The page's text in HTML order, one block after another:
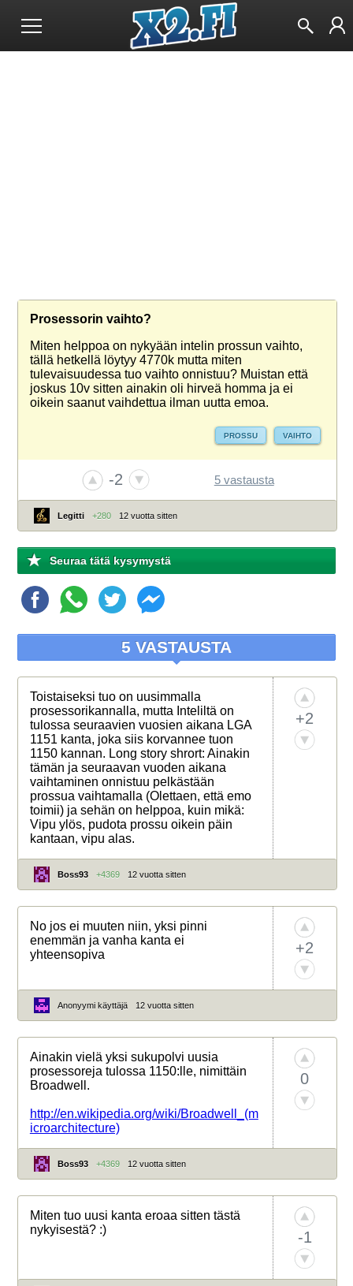
Prosessorin vaihto?
Miten helppoa on nykyään intelin prossun vaihto,
tällä hetkellä löytyy 4770k mutta miten
tulevaisuudessa tuo vaihto onnistuu? Muistan että
joskus 10v sitten ainakin oli hirveä homma ja ei
oikein saanut vaihdettua ilman uutta emoa.
PROSSU VAIHTO
-2 5 vastausta
Legitti +280 12 vuotta sitten
Seuraa tätä kysymystä
5 VASTAUSTA
Toistaiseksi tuo on uusimmalla
prosessorikannalla, mutta Inteliltä on
tulossa seuraavien vuosien aikana LGA
1151 kanta, joka siis korvannee tuon
1150 kannan. Long story shrort: Ainakin
tämän ja seuraavan vuoden aikana
vaihtaminen onnistuu pelkästään
prossua vaihtamalla (Olettaen, että emo
toimii) ja sehän on helppoa, kuin mikä:
Vipu ylös, pudota prossu oikein päin
kantaan, vipu alas.
+2
Boss93 +4369 12 vuotta sitten
No jos ei muuten niin, yksi pinni
enemmän ja vanha kanta ei
yhteensopiva
+2
Anonyymi käyttäjä 12 vuotta sitten
Ainakin vielä yksi sukupolvi uusia
prosessoreja tulossa 1150:lle, nimittäin
Broadwell.
http://en.wikipedia.org/wiki/Broadwell_(m
icroarchitecture)
0
Boss93 +4369 12 vuotta sitten
Miten tuo uusi kanta eroaa sitten tästä
nykyisestä? :)
-1